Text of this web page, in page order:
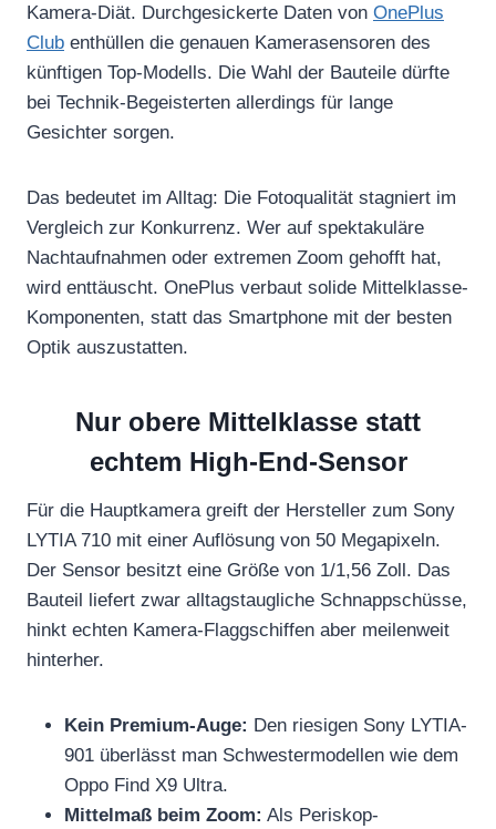
Kamera-Diät. Durchgesickerte Daten von OnePlus
Club enthüllen die genauen Kamerasensoren des
künftigen Top-Modells. Die Wahl der Bauteile dürfte
bei Technik-Begeisterten allerdings für lange
Gesichter sorgen.
Das bedeutet im Alltag: Die Fotoqualität stagniert im
Vergleich zur Konkurrenz. Wer auf spektakuläre
Nachtaufnahmen oder extremen Zoom gehofft hat,
wird enttäuscht. OnePlus verbaut solide Mittelklasse-
Komponenten, statt das Smartphone mit der besten
Optik auszustatten.
Nur obere Mittelklasse statt
echtem High-End-Sensor
Für die Hauptkamera greift der Hersteller zum Sony
LYTIA 710 mit einer Auflösung von 50 Megapixeln.
Der Sensor besitzt eine Größe von 1/1,56 Zoll. Das
Bauteil liefert zwar alltagstaugliche Schnappschüsse,
hinkt echten Kamera-Flaggschiffen aber meilenweit
hinterher.
Kein Premium-Auge: Den riesigen Sony LYTIA-
901 überlässt man Schwestermodellen wie dem
Oppo Find X9 Ultra.
Mittelmaß beim Zoom: Als Periskop-